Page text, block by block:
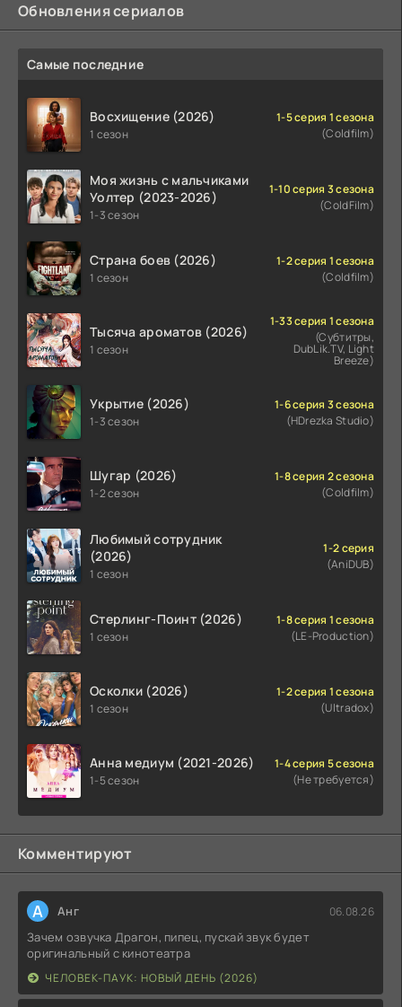
Обновления сериалов
Самые последние
Восхищение (2026)
1 сезон
1-5 серия 1 сезона
(Coldfilm)
Моя жизнь с мальчиками
Уолтер (2023-2026)
1-3 сезон
1-10 серия 3 сезона
(ColdFilm)
Страна боев (2026)
1 сезон
1-2 серия 1 сезона
(Coldfilm)
Тысяча ароматов (2026)
1 сезон
1-33 серия 1 сезона
(Субтитры,
DubLik.TV, Light
Breeze)
Укрытие (2026)
1-3 сезон
1-6 серия 3 сезона
(HDrezka Studio)
Шугар (2026)
1-2 сезон
1-8 серия 2 сезона
(Coldfilm)
Любимый сотрудник
(2026)
1 сезон
1-2 серия
(AniDUB)
Стерлинг-Поинт (2026)
1 сезон
1-8 серия 1 сезона
(LE-Production)
Осколки (2026)
1 сезон
1-2 серия 1 сезона
(Ultradox)
Анна медиум (2021-2026)
1-5 сезон
1-4 серия 5 сезона
(Не требуется)
Комментируют
А Анг 06.08.26
Зачем озвучка Драгон, пипец, пускай звук будет
оригинальный с кинотеатра
ЧЕЛОВЕК-ПАУК: НОВЫЙ ДЕНЬ (2026)